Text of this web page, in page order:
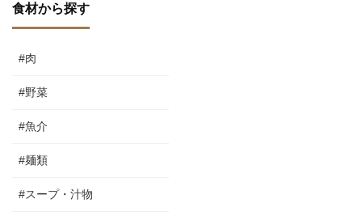
食材から探す
#肉
#野菜
#魚介
#麺類
#スープ・汁物